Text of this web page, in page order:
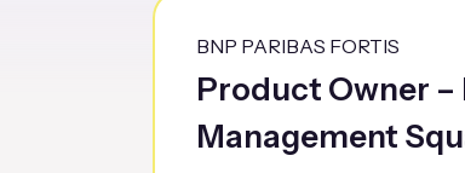
BNP PARIBAS FORTIS
Product Owner –
Management